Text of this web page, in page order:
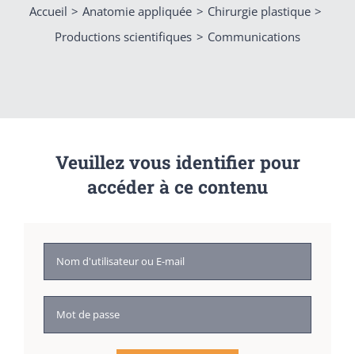
Accueil Anatomie appliquée
Chirurgie plastique
Productions scientifiques
Communications
Veuillez vous identifier pour
accéder à ce contenu